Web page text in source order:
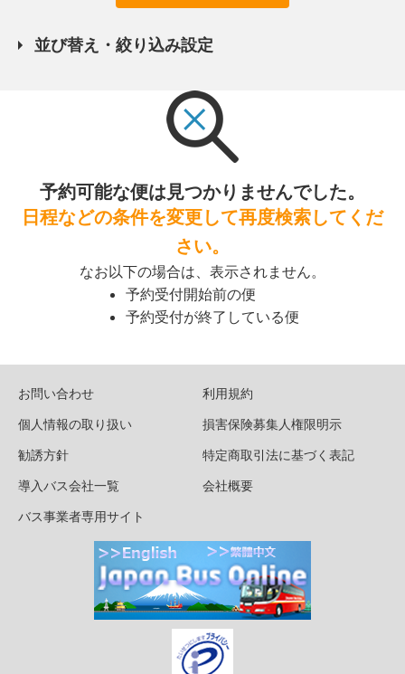
並び替え・絞り込み設定
予約可能な便は見つかりませんでした。
日程などの条件を変更して再度検索してくだ
さい。
なお以下の場合は、表示されません。
予約受付開始前の便
予約受付が終了している便
お問い合わせ
利用規約
個人情報の取り扱い
損害保険募集人権限明示
勧誘方針
特定商取引法に基づく表記
導入バス会社一覧
会社概要
バス事業者専用サイト